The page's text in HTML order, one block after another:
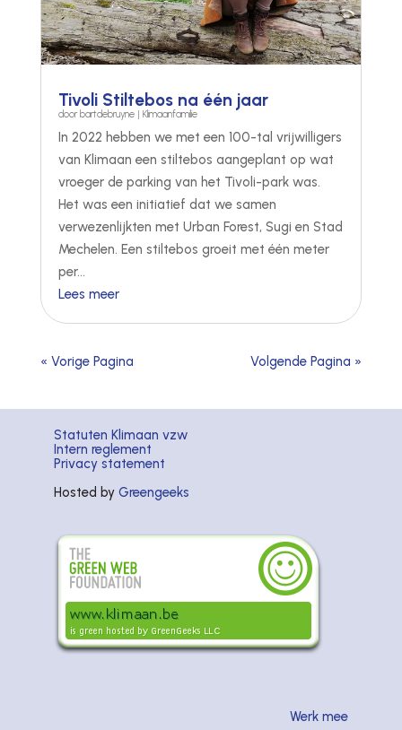
Tivoli Stiltebos na één jaar
door bartdebruyne| Klimaanfamilie
In 2022 hebben we met een 100-tal vrijwilligers
van Klimaan een stiltebos aangeplant op wat
vroeger de parking van het Tivoli-park was.
Het was een initiatief dat we samen
verwezenlijkten met Urban Forest, Sugi en Stad
Mechelen. Een stiltebos groeit met één meter
per...
Lees meer
« Vorige Pagina Volgende Pagina »
Statuten Klimaan vzw
Intern reglement
Privacy statement
Hosted by Greengeeks
Werk mee